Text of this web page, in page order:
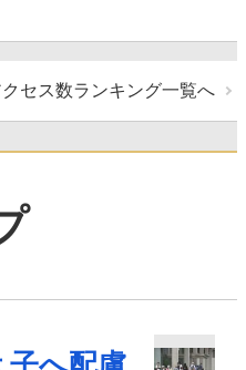
クセス数ランキング一覧へ